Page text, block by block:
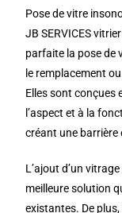
Pose de vitre
JB SERVICES
parfaite la pose de
le remplacement
Elles sont conçues
l’aspect et à la
créant une barrière
L’ajout d’un
meilleure solution
existantes. De